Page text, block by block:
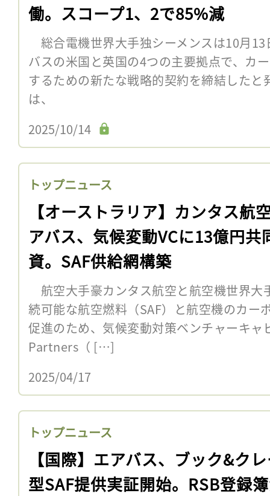
働。スコープ1、2で85%減
総合電機世界大手独シーメンスは10月
バスの米国と英国の4つの主要拠点で、カ
するための新たな戦略的契約を締結した
は、
2025/10/14
トップニュース
【オーストラリア】カンタス航
アバス、気候変動VCに13億円共
資。SAF供給網構築
航空大手豪カンタス航空と航空機世界大
続可能な航空燃料（SAF）と航空機のカー
促進のため、気候変動対策ベンチャーキ
Partners（ […]
2025/04/17
トップニュース
【国際】エアバス、ブック&ク
型SAF提供実証開始。RSB登録